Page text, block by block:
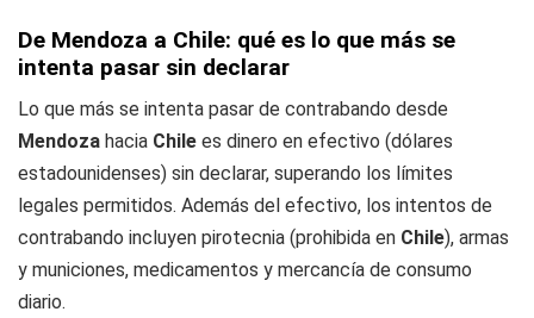
De Mendoza a Chile: qué es lo que más se
intenta pasar sin declarar
Lo que más se intenta pasar de contrabando desde
Mendoza hacia Chile es dinero en efectivo (dólares
estadounidenses) sin declarar, superando los límites
legales permitidos. Además del efectivo, los intentos de
contrabando incluyen pirotecnia (prohibida en Chile), armas
y municiones, medicamentos y mercancía de consumo
diario.